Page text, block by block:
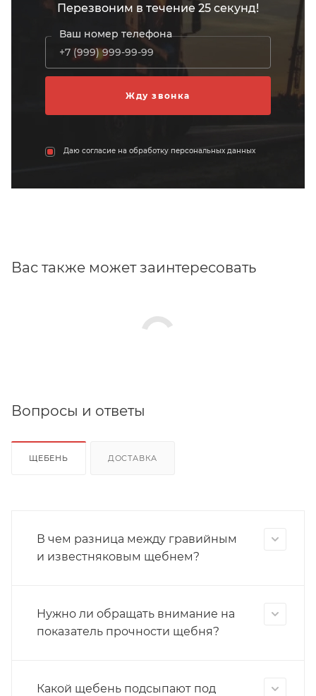
Перезвоним в течение 25 секунд!
Ваш номер телефона
Даю согласие на обработку персональных данных
Вас также может заинтересовать
Вопросы и ответы
ЩЕБЕНЬ ДОСТАВКА
В чем разница между гравийным
и известняковым щебнем?
Нужно ли обращать внимание на
показатель прочности щебня?
Какой щебень подсыпают под